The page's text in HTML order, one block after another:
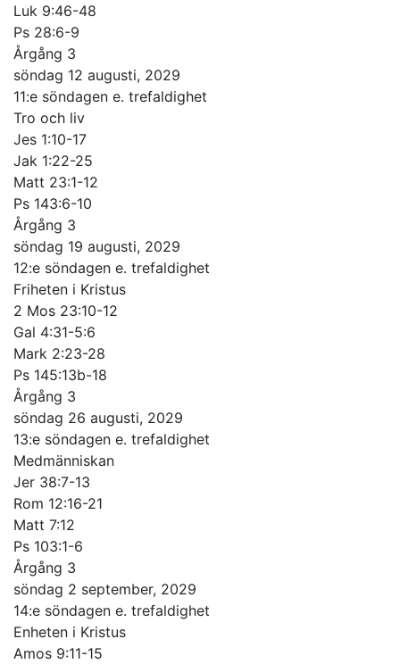
Luk 9:46-48
Ps 28:6-9
Årgång 3
söndag 12 augusti, 2029
11:e söndagen e. trefaldighet
Tro och liv
Jes 1:10-17
Jak 1:22-25
Matt 23:1-12
Ps 143:6-10
Årgång 3
söndag 19 augusti, 2029
12:e söndagen e. trefaldighet
Friheten i Kristus
2 Mos 23:10-12
Gal 4:31-5:6
Mark 2:23-28
Ps 145:13b-18
Årgång 3
söndag 26 augusti, 2029
13:e söndagen e. trefaldighet
Medmänniskan
Jer 38:7-13
Rom 12:16-21
Matt 7:12
Ps 103:1-6
Årgång 3
söndag 2 september, 2029
14:e söndagen e. trefaldighet
Enheten i Kristus
Amos 9:11-15